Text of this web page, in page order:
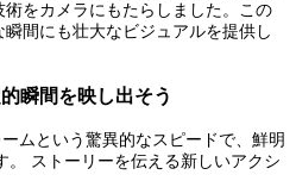
をカメラにもたらしました。この
間にも壮大なビジュアルを提供し
瞬間を映し出そう
ムという驚異的なスピードで、鮮明
。 ストーリーを伝える新しいアクシ